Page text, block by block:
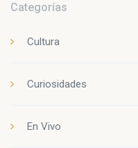
Categorías
Cultura
Curiosidades
En Vivo